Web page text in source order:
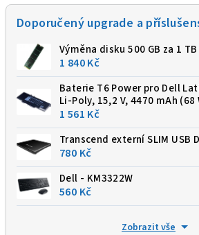
Doporučený upgrade a
Výměna disku 500 GB za 1 TB
1 840 Kč
Baterie T6 Power pro Dell
Li-Poly, 15,2 V, 4470 mAh (68
1 561 Kč
Transcend externí SLIM USB
780 Kč
Dell - KM3322W
560 Kč
Zobrazit vše